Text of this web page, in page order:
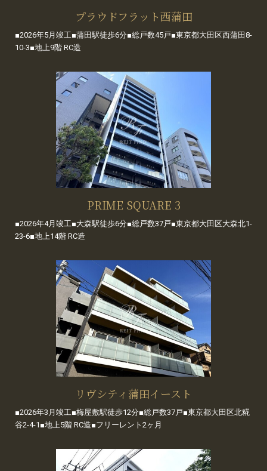
プラウドフラット西蒲田
■2026年5月竣工■蒲田駅徒歩6分■総戸数45戸■東京都大田区西蒲田8-
10-3■地上9階 RC造
PRIME SQUARE 3
■2026年4月竣工■大森駅徒歩6分■総戸数37戸■東京都大田区大森北1-
23-6■地上14階 RC造
リヴシティ蒲田イースト
■2026年3月竣工■梅屋敷駅徒歩12分■総戸数37戸■東京都大田区北糀
谷2-4-1■地上5階 RC造■フリーレント2ヶ月